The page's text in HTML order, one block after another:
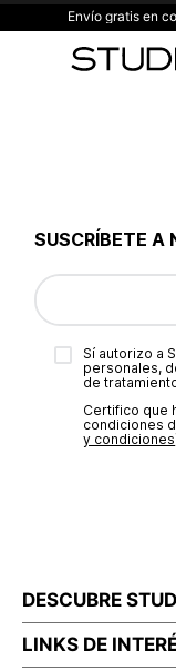
Envío gratis en
SUSCRÍBETE A
Sí autorizo a
personales,
de
Certifico que
condiciones
y
DESCUBRE
LINKS DE